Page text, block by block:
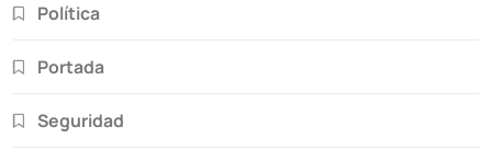
Política
Portada
Seguridad